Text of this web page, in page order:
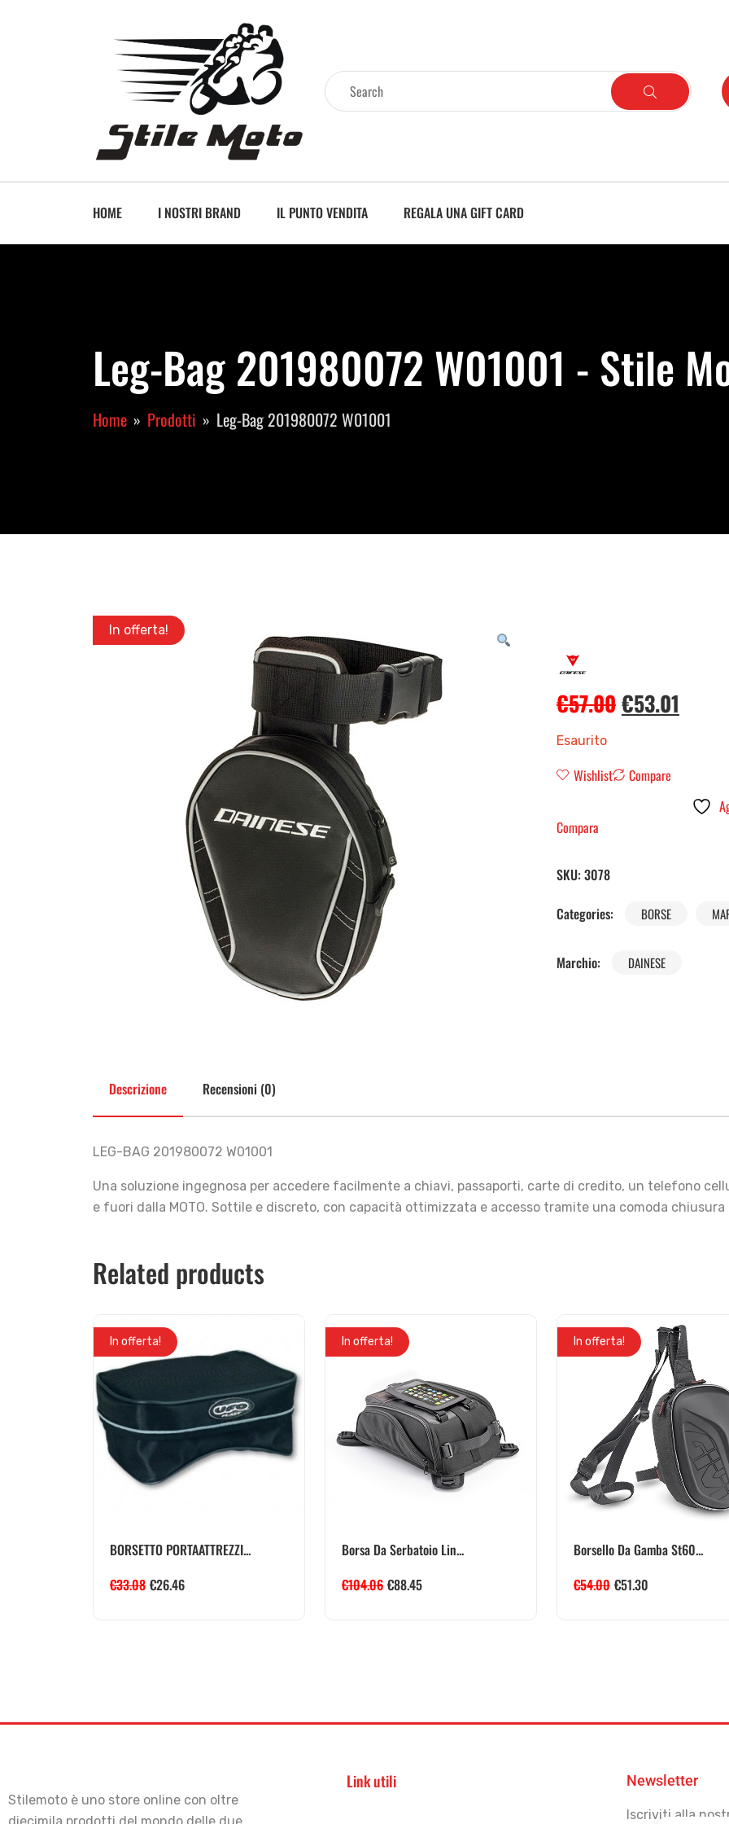
HOME I NOSTRI BRAND IL PUNTO VENDITA REGALA UNA GIFT CARD
Leg-Bag 201980072 W01001 - Stile
Home Prodotti Leg-Bag 201980072 W01001
In offerta!
€57.00€53.01
Esaurito
Wishlist
Compare
Compara
SKU: 3078
Categories:
BORSE
Marchio: DAINESE
Descrizione Recensioni (0)
LEG-BAG 201980072 W01001
Una soluzione ingegnosa per accedere facilmente a chiavi, passaporti, carte di credito, un telefono
e fuori dalla MOTO. Sottile e discreto, con capacità ottimizzata e accesso tramite una comoda chiusura
Related products
In offerta!
BORSETTO PORTAATTREZZI...
€33.08 €26.46
In offerta!
Borsa Da Serbatoio Lin...
€104.06 €88.45
In offerta!
Borsello Da Gamba St60...
€54.00 €51.30
Stilemoto è uno store online con oltre
Link utili Newsletter
Iscriviti alla